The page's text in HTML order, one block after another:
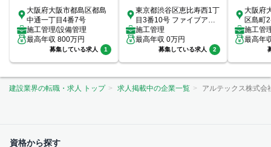
大阪府大阪市都島区都島
中通一丁目4番7号
施工管理/設備管理
最高年収 800万円
募集している求人 1
東京都渋谷区恵比寿西1丁
目3番10号 ファイブアネ
ックス7階
施工管理
最高年収 0万円
募集している求人 2
大阪府
区島町
施工管
最高年
建設業界の転職・求人 トップ 求人掲載中の企業一覧 アルテックス株式会
資格から探す